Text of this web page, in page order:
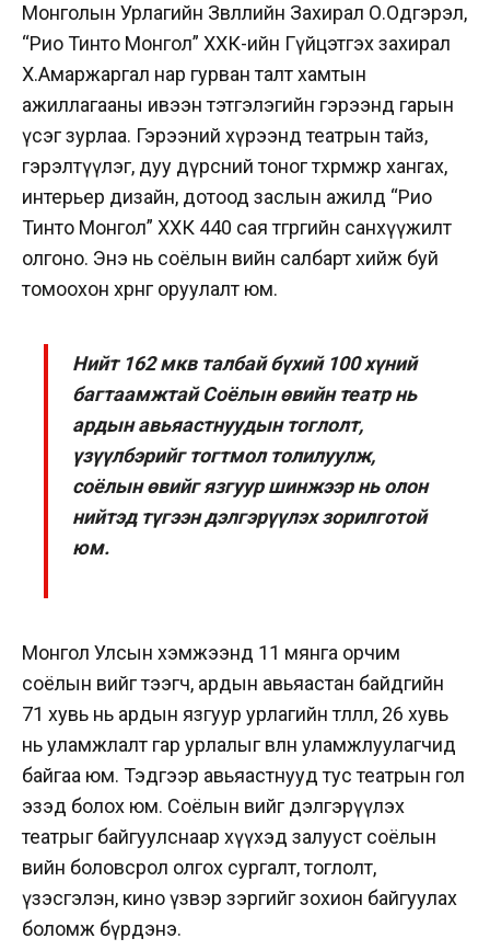
Монголын Урлагийн Зөвлөлийн Захирал О.Одгэрэл,
“Рио Тинто Монгол” ХХК-ийн Гүйцэтгэх захирал
Х.Амаржаргал нар гурван талт хамтын
ажиллагааны ивээн тэтгэлэгийн гэрээнд гарын
үсэг зурлаа. Гэрээний хүрээнд театрын тайз,
гэрэлтүүлэг, дуу дүрсний тоног төхөөрөмжөөр хангах,
интерьер дизайн, дотоод заслын ажилд “Рио
Тинто Монгол” ХХК 440 сая төгрөгийн санхүүжилт
олгоно. Энэ нь соёлын өвийн салбарт хийж буй
томоохон хөрөнгө оруулалт юм.
Нийт 162 мкв талбай бүхий 100 хүний
багтаамжтай Соёлын өвийн театр нь
ардын авьяастнуудын тоглолт,
үзүүлбэрийг тогтмол толилуулж,
соёлын өвийг язгуур шинжээр нь олон
нийтэд түгээн дэлгэрүүлэх зорилготой
юм.
Монгол Улсын хэмжээнд 11 мянга орчим
соёлын өвийг тээгч, ардын авьяастан байдгийн
71 хувь нь ардын язгуур урлагийн төлөөлөл, 26 хувь
нь уламжлалт гар урлалыг өвлөн уламжлуулагчид
байгаа юм. Тэдгээр авьяастнууд тус театрын гол
эзэд болох юм. Соёлын өвийг дэлгэрүүлэх
театрыг байгуулснаар хүүхэд залууст соёлын
өвийн боловсрол олгох сургалт, тоглолт,
үзэсгэлэн, кино үзвэр зэргийг зохион байгуулах
боломж бүрдэнэ.